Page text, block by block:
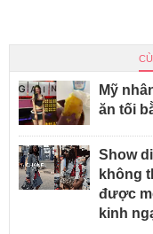
Mỹ
ăn tối
Show
không
được
kinh